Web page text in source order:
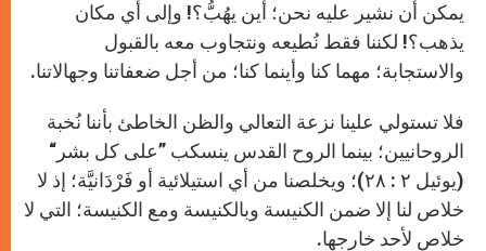
يمكن أن نشير عليه نحن؛ أين يهُبُّ؟! وإلى أﻱ مكان
يذهب؟! لكننا فقط نُطيعه ونتجاوب معه بالقبول
والاستجابة؛ مهما كنا وأينما كنا؛ من أجل ضعفاتنا وجهالاتنا.
فلا تستولي علينا نزعة التعالي والظن الخاطئ بأننا نُخبة
الروحانيين؛ بينما الروح القدس ينسكب ”على كل بشر“
(يوئيل ٢ : ٢٨)؛ ويخلصنا من أﻱ استيلائية أو فَرْدَانيَّة؛ إذ لا
خلاص لنا إلا ضمن الكنيسة وبالكنيسة ومع الكنيسة؛ التي لا
خلاص لأحد خارجها.